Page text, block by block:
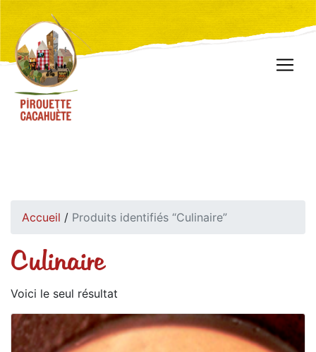
Accueil / Produits identifiés “Culinaire”
Culinaire
Voici le seul résultat